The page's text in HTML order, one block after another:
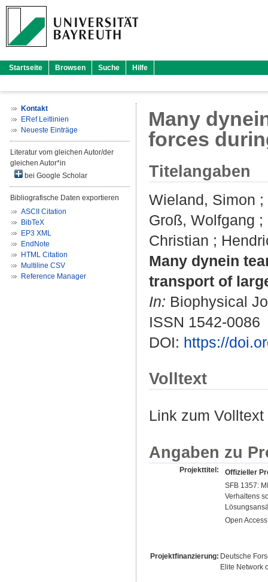
Startseite Browsen Suche Hilfe
Kontakt
ERef Leitlinien
Neueste Einträge
Literatur vom gleichen Autor/der
gleichen Autor*in
bei Google Scholar
Bibliografische Daten exportieren
ASCII Citation
BibTeX
EP3 XML
EndNote
HTML Citation
Multiline CSV
Reference Manager
Many
forces
Titelangaben
Wieland, Simon ;
Groß, Wolfgang ;
Christian ;
Many dynein
transport of
In: Biophysical
ISSN 1542-0086
DOI: https://
Volltext
Link zum
Angaben zu
Projekttitel:
Offizieller
SFB 1357:
Verhaltens
Open
Projektfinanzierung: Deutsche
Elite Network